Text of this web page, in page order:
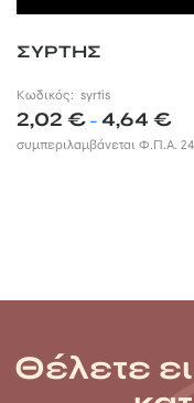
ΣΥΡΤΗΣ
Κωδικός: syrtis
2,02 € – 4,64 €
συμπεριλαμβάνεται Φ.Π.Α.
Θέλετε